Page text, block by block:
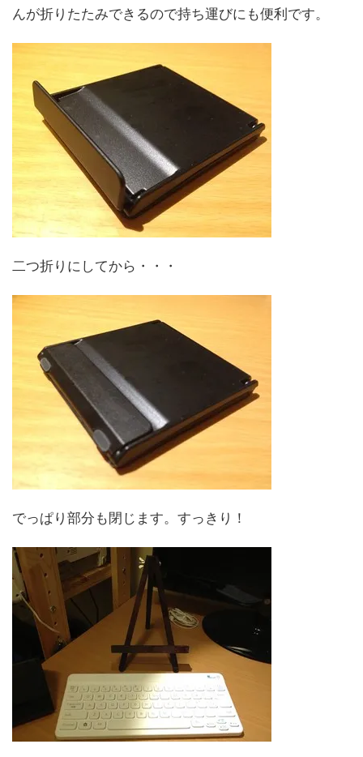
んが折りたたみできるので持ち運びにも便利です。
二つ折りにしてから・・・
でっぱり部分も閉じます。すっきり！